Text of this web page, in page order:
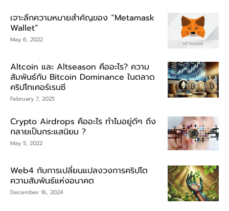
เจาะลึกความหมายสำคัญของ “Metamask
Wallet”
May 6, 2022
Altcoin และ Altseason คืออะไร? ความ
สัมพันธ์กับ Bitcoin Dominance ในตลาด
คริปโทเคอร์เรนซี
February 7, 2025
Crypto Airdrops คืออะไร ทำไมอยู่ดีๆ ถึง
กลายเป็นกระแสนิยม ?
May 5, 2022
Web4 กับการเปลี่ยนแปลงวงการคริปโต
ความสัมพันธ์แห่งอนาคต
December 16, 2024